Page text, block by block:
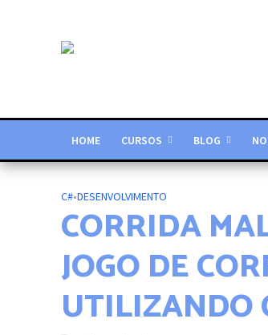
HOME CURSOS BLOG
C#•DESENVOLVIMENTO
CORRIDA
JOGO DE
UTILIZANDO